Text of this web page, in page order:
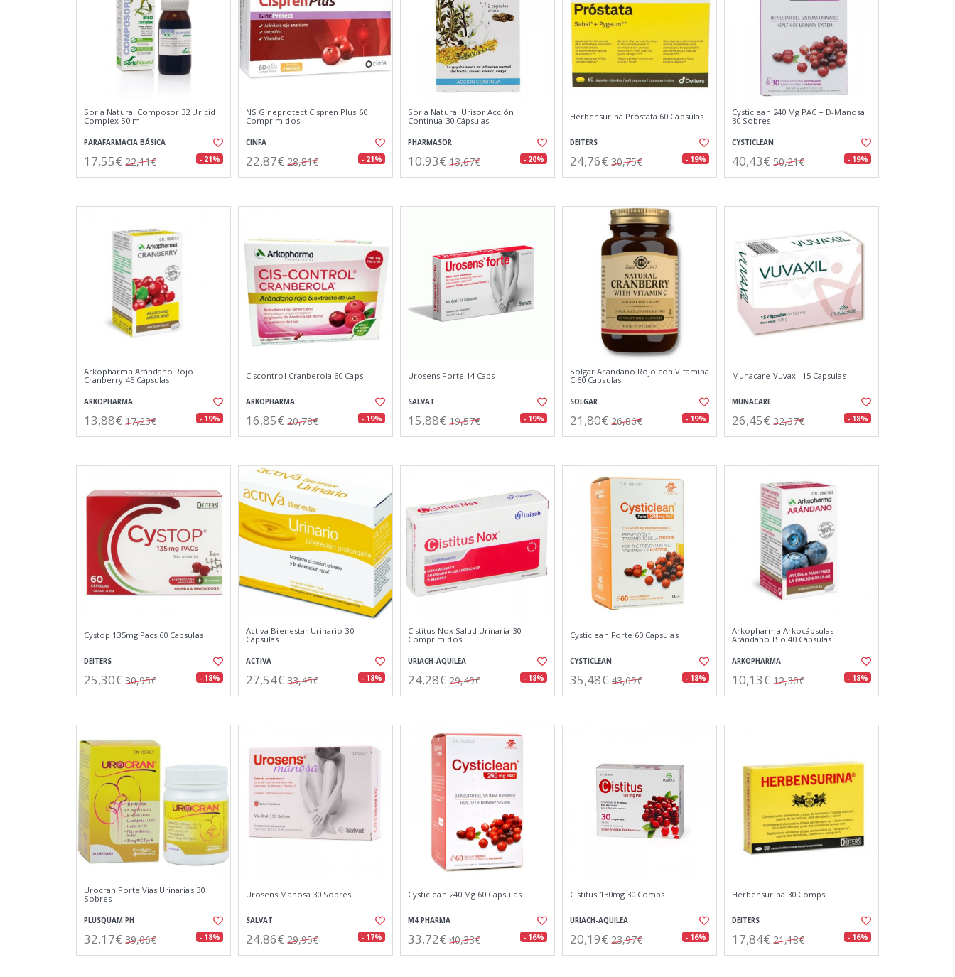
Soria Natural Composor 32 Uricid
Complex 50 ml
PARAFARMACIA BÁSICA
17,55€ 22,11€ - 21%
NS Gineprotect Cispren Plus 60
Comprimidos
CINFA
22,87€ 28,81€ - 21%
Soria Natural Urisor Acción
Continua 30 Cápsulas
PHARMASOR
10,93€ 13,67€ - 20%
Herbensurina Próstata 60 Cápsulas
DEITERS
24,76€ 30,75€ - 19%
Cysticlean 240 Mg PAC + D-Manosa
30 Sobres
CYSTICLEAN
40,43€ 50,21€ - 19%
Arkopharma Arándano Rojo
Cranberry 45 Cápsulas
ARKOPHARMA
13,88€ 17,23€ - 19%
Ciscontrol Cranberola 60 Caps
ARKOPHARMA
16,85€ 20,78€ - 19%
Urosens Forte 14 Caps
SALVAT
15,88€ 19,57€ - 19%
Solgar Arandano Rojo con Vitamina
C 60 Capsulas
SOLGAR
21,80€ 26,86€ - 19%
Munacare Vuvaxil 15 Capsulas
MUNACARE
26,45€ 32,37€ - 18%
Cystop 135mg Pacs 60 Capsulas
DEITERS
25,30€ 30,95€ - 18%
Activa Bienestar Urinario 30
Cápsulas
ACTIVA
27,54€ 33,45€ - 18%
Cistitus Nox Salud Urinaria 30
Comprimidos
URIACH-AQUILEA
24,28€ 29,49€ - 18%
Cysticlean Forte 60 Capsulas
CYSTICLEAN
35,48€ 43,09€ - 18%
Arkopharma Arkocápsulas
Arándano Bio 40 Cápsulas
ARKOPHARMA
10,13€ 12,30€ - 18%
Urocran Forte Vías Urinarias 30
Sobres
PLUSQUAM PH
32,17€ 39,06€ - 18%
Urosens Manosa 30 Sobres
SALVAT
24,86€ 29,95€ - 17%
Cysticlean 240 Mg 60 Capsulas
M4 PHARMA
33,72€ 40,33€ - 16%
Cistitus 130mg 30 Comps
URIACH-AQUILEA
20,19€ 23,97€ - 16%
Herbensurina 30 Comps
DEITERS
17,84€ 21,18€ - 16%